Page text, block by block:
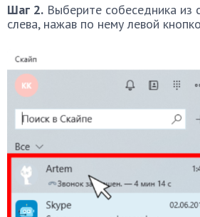
Шаг 2. Выберите собеседника из
слева, нажав по нему левой